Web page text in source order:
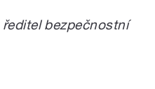
bezpečnostní